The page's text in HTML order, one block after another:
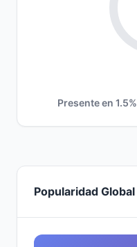
Presente en
Popularidad Global